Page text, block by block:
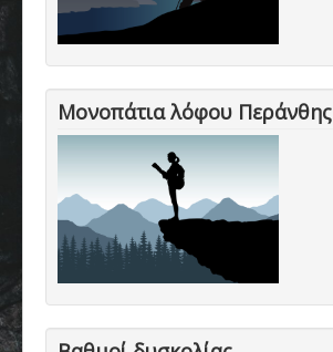
Μονοπάτια λόφου Περάνθης